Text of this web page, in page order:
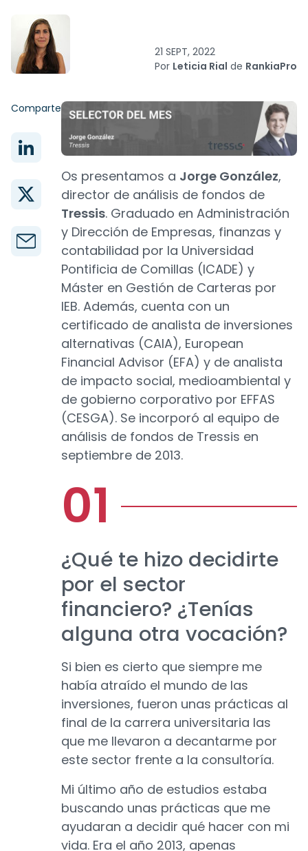
21 SEPT, 2022
Por Leticia Rial de RankiaPro
Comparte
Os presentamos a Jorge González,
director de análisis de fondos de
Tressis. Graduado en Administración
y Dirección de Empresas, finanzas y
contabilidad por la Universidad
Pontificia de Comillas (ICADE) y
Máster en Gestión de Carteras por
IEB. Además, cuenta con un
certificado de analista de inversiones
alternativas (CAIA), European
Financial Advisor (EFA) y de analista
de impacto social, medioambiental y
de gobierno corporativo por EFFAS
(CESGA). Se incorporó al equipo de
análisis de fondos de Tressis en
septiembre de 2013.
¿Qué te hizo decidirte
por el sector
financiero? ¿Tenías
alguna otra vocación?
Si bien es cierto que siempre me
había atraído el mundo de las
inversiones, fueron unas prácticas al
final de la carrera universitaria las
que me llevaron a decantarme por
este sector frente a la consultoría.
Mi último año de estudios estaba
buscando unas prácticas que me
ayudaran a decidir qué hacer con mi
vida. Era el año 2013, apenas